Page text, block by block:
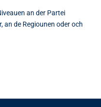
an der Partei
an de Regiounen oder och